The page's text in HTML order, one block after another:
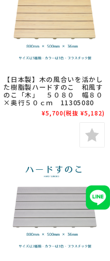
【日本製】木の風合いを活かし
た樹脂製ハードすのこ 和風す
のこ「木」 ５０８０ 幅８０
×奥行５０ｃｍ 11305080
¥5,700(税抜 ¥5,182)